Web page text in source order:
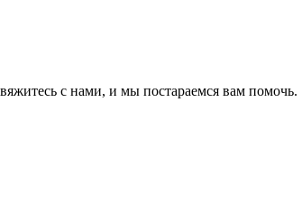
с нами, и мы постараемся вам помочь.